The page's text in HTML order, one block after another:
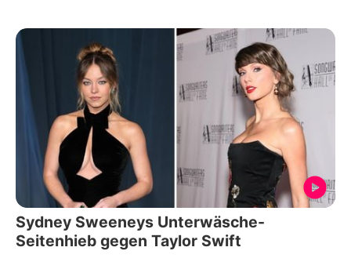
Sydney Sweeneys Unterwäsche-
Seitenhieb gegen Taylor Swift